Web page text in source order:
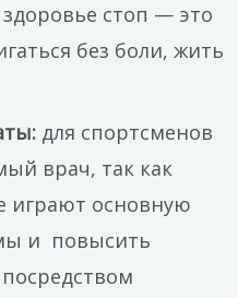
здоровье стоп — это
без боли, жить
для спортсменов
врач, так как
играют основную
и повысить